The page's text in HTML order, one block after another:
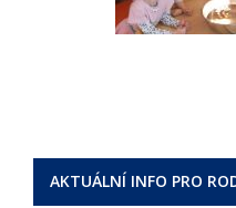
AKTUÁLNÍ INFO PRO